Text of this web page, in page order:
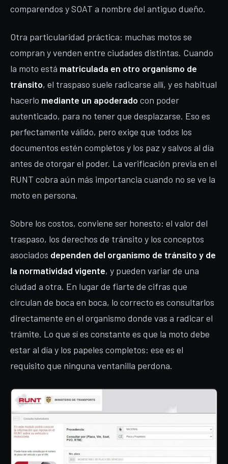
comparendos y SOAT a nombre del antiguo dueño.
Otra particularidad práctica: muchas motos se
compran y venden entre ciudades distintas. Cuando
la moto está matriculada en otro organismo de
tránsito, el traspaso suele radicarse allí, y es habitual
hacerlo mediante un apoderado con poder
autenticado, para no tener que desplazarse. Eso es
perfectamente válido, pero exige que todos los
documentos estén completos y los paz y salvos al día
antes de otorgar el poder. La verificación previa en el
RUNT cobra aún más importancia cuando no se ve la
moto en persona.
Sobre los costos, conviene ser honesto: el valor del
traspaso, los derechos de tránsito y los conceptos
asociados dependen del organismo de tránsito y de
la normatividad vigente, y pueden variar de una
ciudad a otra. En lugar de fiarte de cifras que
circulan de boca en boca, lo correcto es consultarlos
directamente en el organismo donde vas a radicar el
trámite. Lo que sí es constante es que la moto debe
estar al día y los papeles completos: ese es el
requisito que ninguna ventanilla perdona.